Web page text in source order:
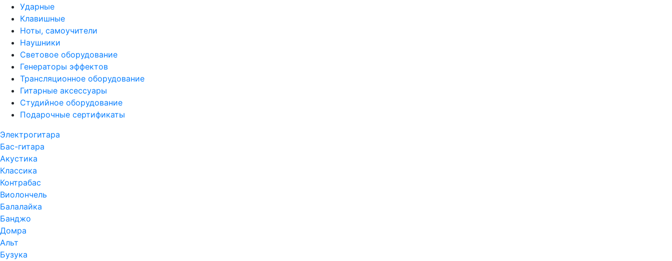
Ударные
Клавишные
Ноты, самоучители
Наушники
Световое оборудование
Генераторы эффектов
Трансляционное оборудование
Гитарные аксессуары
Студийное оборудование
Подарочные сертификаты
Электрогитара
Бас-гитара
Акустика
Классика
Контрабас
Виолончель
Балалайка
Банджо
Домра
Альт
Бузука